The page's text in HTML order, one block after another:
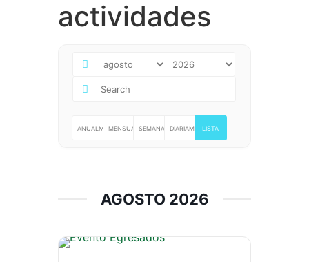
actividades
ANUALMENTEMENSUALMENTESEMANALMENTEDIARIAMENTELISTA
AGOSTO 2026